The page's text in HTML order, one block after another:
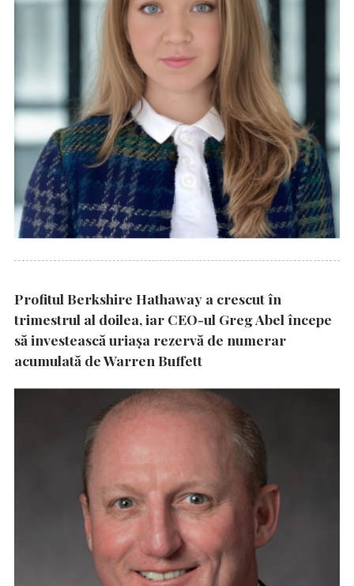
Profitul Berkshire Hathaway a crescut în
trimestrul al doilea, iar CEO-ul Greg Abel începe
să investească uriașa rezervă de numerar
acumulată de Warren Buffett